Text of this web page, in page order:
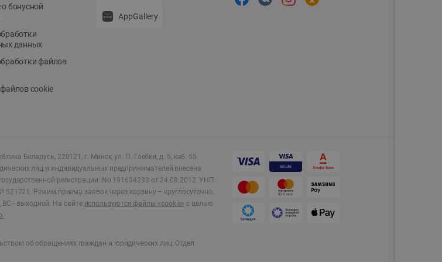
бонусной
данных
файлов
cookie
AppGallery
Беларусь, 220121, г. Минск, ул. П. Глебки, д. 5, каб. 55
лиц и индивидуальных предпринимателей внесена
регистрации: No 191634233 от 24.08.2012. УНП
Режим приема заявок через корзину – круглосуточно.
ВС - выходной. На сайте используются файлы «cookie» с целью
об обращениях граждан и юридических лиц: Отдел